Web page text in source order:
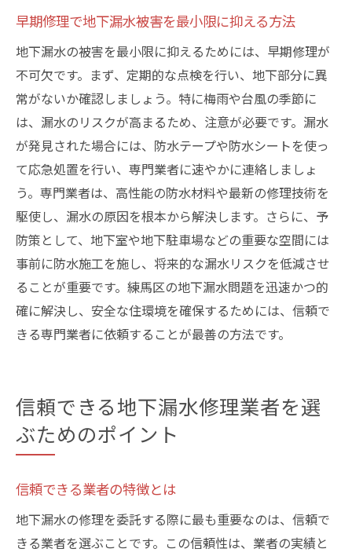
問題解決のための適切なアプローチ
練馬区での地下漏水修理の未来
早期修理で地下漏水被害を最小限に抑える方法
地下漏水の被害を最小限に抑えるためには、早期修理が
不可欠です。まず、定期的な点検を行い、地下部分に異
常がないか確認しましょう。特に梅雨や台風の季節に
は、漏水のリスクが高まるため、注意が必要です。漏水
が発見された場合には、防水テープや防水シートを使っ
て応急処置を行い、専門業者に速やかに連絡しましょ
う。専門業者は、高性能の防水材料や最新の修理技術を
駆使し、漏水の原因を根本から解決します。さらに、予
防策として、地下室や地下駐車場などの重要な空間には
事前に防水施工を施し、将来的な漏水リスクを低減させ
ることが重要です。練馬区の地下漏水問題を迅速かつ的
確に解決し、安全な住環境を確保するためには、信頼で
きる専門業者に依頼することが最善の方法です。
信頼できる地下漏水修理業者を選
ぶためのポイント
信頼できる業者の特徴とは
地下漏水の修理を委託する際に最も重要なのは、信頼で
きる業者を選ぶことです。この信頼性は、業者の実績と